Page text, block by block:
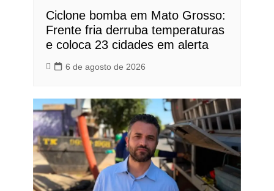
Ciclone bomba em Mato Grosso:
Frente fria derruba temperaturas
e coloca 23 cidades em alerta
6 de agosto de 2026